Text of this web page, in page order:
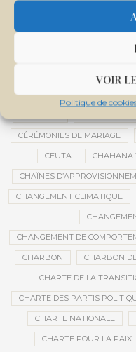
VOIR
Politique de
CENTRE DE SANTÉ
CENTRE
CENTRE NATIONAL DES
CENTRES DE DONNÉES
CÉRÉMONIES DE MARIAGE
CEUTA CHAHANA
CHAÎNES
CHANGEMENT CLIMATIQUE
CHANGEMENT DE
CHARBON CHARBON
CHARTE DE LA
CHARTE DES PARTIS
CHARTE NATIONALE
CHARTE POUR LA PAIX